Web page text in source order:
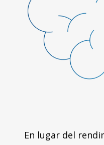
En lugar del